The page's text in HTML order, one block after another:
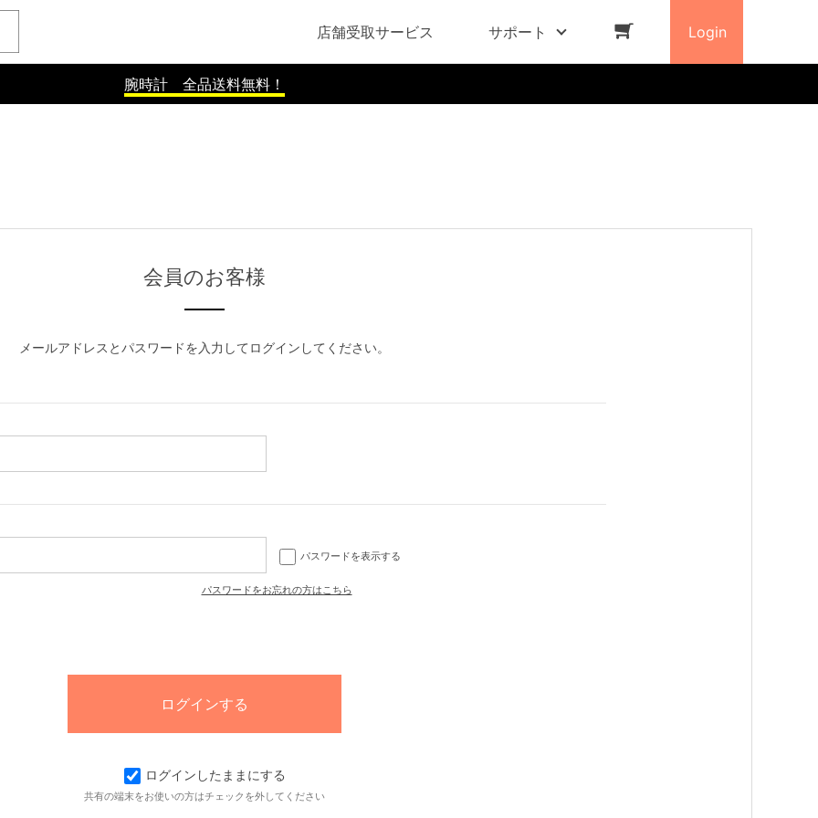
店舗受取サービス サポート Login
腕時計 全品送料無料！
会員のお客様
メールアドレスとパスワードを入力してログインしてください。
パスワードを表示する
パスワードをお忘れの方はこちら
ログインしたままにする
共有の端末をお使いの方はチェックを外してください